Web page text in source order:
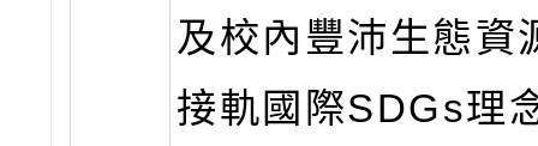
及校內豐沛生態資
接軌國際SDGs理